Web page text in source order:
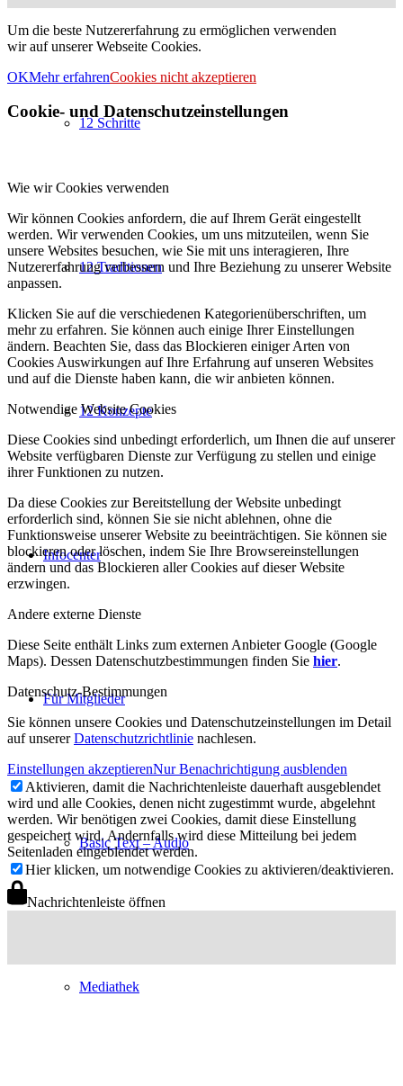
12 Schritte
12 Traditionen
12 Konzepte
Infocenter
Für Mitglieder
Basic Text – Audio
Mediathek
Um die beste Nutzererfahrung zu ermöglichen verwenden
wir auf unserer Webseite Cookies.
OKMehr erfahrenCookies nicht akzeptieren
Cookie- und Datenschutzeinstellungen
Wie wir Cookies verwenden
Wir können Cookies anfordern, die auf Ihrem Gerät eingestellt
werden. Wir verwenden Cookies, um uns mitzuteilen, wenn Sie
unsere Websites besuchen, wie Sie mit uns interagieren, Ihre
Nutzererfahrung verbessern und Ihre Beziehung zu unserer Website
anpassen.
Klicken Sie auf die verschiedenen Kategorienüberschriften, um
mehr zu erfahren. Sie können auch einige Ihrer Einstellungen
ändern. Beachten Sie, dass das Blockieren einiger Arten von
Cookies Auswirkungen auf Ihre Erfahrung auf unseren Websites
und auf die Dienste haben kann, die wir anbieten können.
Notwendige Website Cookies
Diese Cookies sind unbedingt erforderlich, um Ihnen die auf unserer
Website verfügbaren Dienste zur Verfügung zu stellen und einige
ihrer Funktionen zu nutzen.
Da diese Cookies zur Bereitstellung der Website unbedingt
erforderlich sind, können Sie sie nicht ablehnen, ohne die
Funktionsweise unserer Website zu beeinträchtigen. Sie können sie
blockieren oder löschen, indem Sie Ihre Browsereinstellungen
ändern und das Blockieren aller Cookies auf dieser Website
erzwingen.
Andere externe Dienste
Diese Seite enthält Links zum externen Anbieter Google (Google
Maps). Dessen Datenschutzbestimmungen finden Sie hier.
Datenschutz-Bestimmungen
Sie können unsere Cookies und Datenschutzeinstellungen im Detail
auf unsererDatenschutzrichtlinie nachlesen.
Einstellungen akzeptierenNur Benachrichtigung ausblenden
Aktivieren, damit die Nachrichtenleiste dauerhaft ausgeblendet
wird und alle Cookies, denen nicht zugestimmt wurde, abgelehnt
werden. Wir benötigen zwei Cookies, damit diese Einstellung
gespeichert wird. Andernfalls wird diese Mitteilung bei jedem
Seitenladen eingeblendet werden.
Hier klicken, um notwendige Cookies zu aktivieren/deaktivieren.
Nachrichtenleiste öffnen